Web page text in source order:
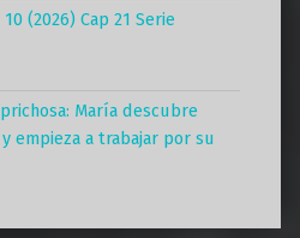
(2026) Cap 21 Serie
María descubre
empieza a trabajar por su